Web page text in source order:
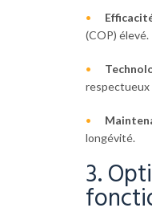
(COP) élevé.
respectueux
longévité.
3.